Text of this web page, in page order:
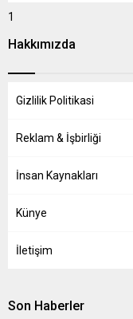
1
Hakkımızda
Gizlilik Politikasi
Reklam & İşbirliği
İnsan Kaynakları
Künye
İletişim
Son Haberler